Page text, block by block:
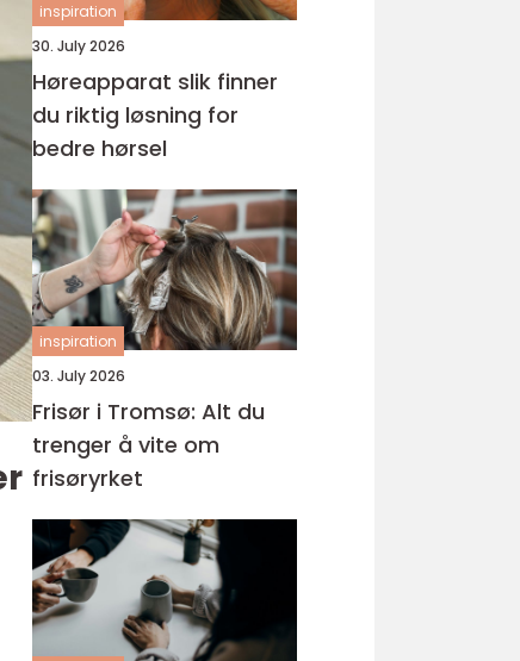
inspiration
30. July 2026
Høreapparat slik finner
du riktig løsning for
bedre hørsel
inspiration
03. July 2026
Frisør i Tromsø: Alt du
trenger å vite om
frisøryrket